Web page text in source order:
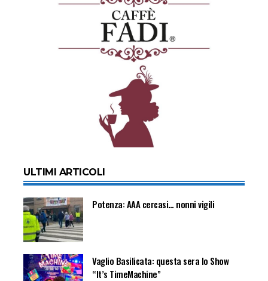
ULTIMI ARTICOLI
Potenza: AAA cercasi… nonni vigili
Vaglio Basilicata: questa sera lo Show
“It’s TimeMachine”